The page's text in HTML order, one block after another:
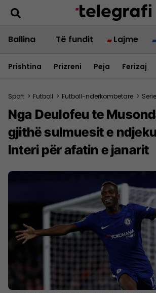
Ballina Të fundit Lajme
Prishtina Prizreni Peja Ferizaj
Sport > Futboll > Futboll-nderkombetare >
Nga Deulofeu te
gjithë sulmuesit e
Interi për afatin e janarit